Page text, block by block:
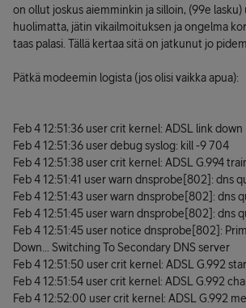
on ollut joskus aiemminkin ja silloin, (99e lasku)
huolimatta, jätin vikailmoituksen ja ongelma
taas palasi. Tällä kertaa sitä on jatkunut jo
Pätkä modeemin logista (jos olisi vaikka apua):
Feb 4 12:51:36 user crit kernel: ADSL link down
Feb 4 12:51:36 user debug syslog: kill -9 704
Feb 4 12:51:38 user crit kernel: ADSL G.994
Feb 4 12:51:41 user warn dnsprobe[802]: dns
Feb 4 12:51:43 user warn dnsprobe[802]: dns
Feb 4 12:51:45 user warn dnsprobe[802]: dns
Feb 4 12:51:45 user notice dnsprobe[802]:
Down... Switching To Secondary DNS server
Feb 4 12:51:50 user crit kernel: ADSL G.992
Feb 4 12:51:54 user crit kernel: ADSL G.992
Feb 4 12:52:00 user crit kernel: ADSL G.992